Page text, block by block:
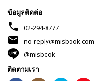
ข้อมูลติดต่อ
phone 02-294-8777
mail
no-reply@misbook.com
@misbook
ติดตามเรา